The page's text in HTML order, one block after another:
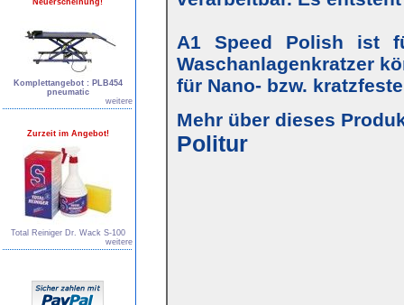
Neuerscheinung!
Komplettangebot : PLB454
pneumatic
weitere
Zurzeit im Angebot!
Total Reiniger Dr. Wack S-100
weitere
A1 Speed Polish ist
Waschanlagenkratzer
für Nano- bzw.
Mehr über dieses
Politur